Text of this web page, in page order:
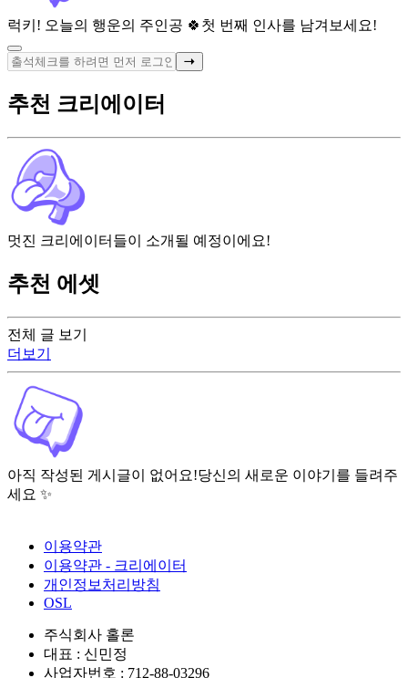
럭키! 오늘의 행운의 주인공 🍀 첫 번째 인사를 남겨보세요!
전체 글 보기
더보기
아직 작성된 게시글이 없어요!당신의 새로운 이야기를 들려주
세요 ✨
추천 크리에이터
멋진 크리에이터들이 소개될 예정이에요!
추천 에셋
이용약관
이용약관 - 크리에이터
개인정보처리방침
OSL
주식회사 홀론
대표 : 신민정
사업자번호 : 712-88-03296